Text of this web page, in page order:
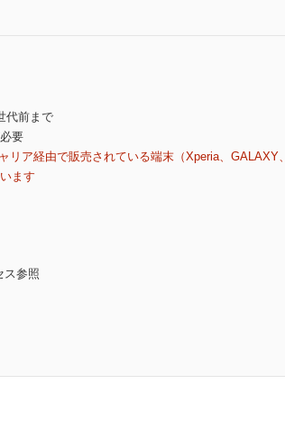
代前まで
要
ア経由で販売されている端末（Xperia、GALAXY、
ます
ス参照